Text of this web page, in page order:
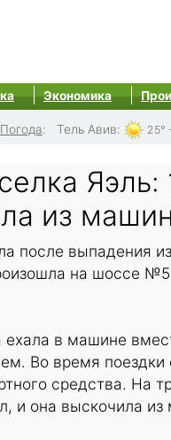
Экономика
Погода: Тель Авив: 25°
Яэль:
из
после выпадения
на шоссе
ехала в машине
Во время
средства. На
и она выскочила